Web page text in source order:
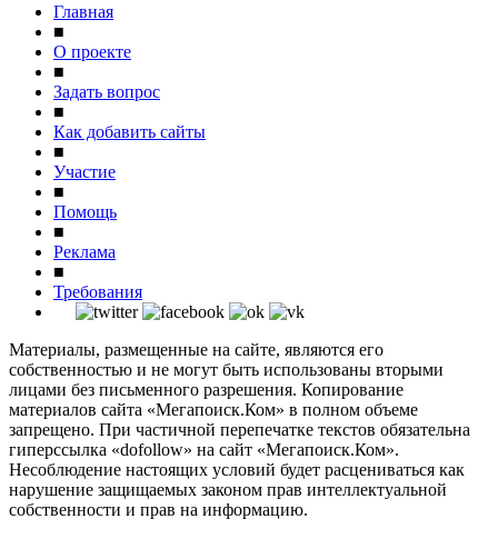
Главная
■
О проекте
■
Задать вопрос
■
Как добавить сайты
■
Участие
■
Помощь
■
Реклама
■
Требования
Материалы, размещенные на сайте, являются его
собственностью и не могут быть использованы вторыми
лицами без письменного разрешения. Копирование
материалов сайта «Мегапоиск.Ком» в полном объеме
запрещено. При частичной перепечатке текстов обязательна
гиперссылка «dofollow» на сайт «Мегапоиск.Ком».
Несоблюдение настоящих условий будет расцениваться как
нарушение защищаемых законом прав интеллектуальной
собственности и прав на информацию.